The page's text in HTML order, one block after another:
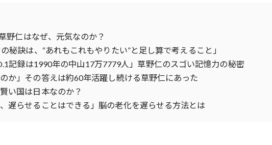
野仁はなぜ、元気なのか？
秘訣は、“あれもこれもやりたい”と足し算で考えること」
記録は1990年の中山17万7779人」草野仁のスゴい記憶力の秘密
か」その答えは約60年活躍し続ける草野仁にあった
い国は日本なのか？
遅らせることはできる」脳の老化を遅らせる方法とは